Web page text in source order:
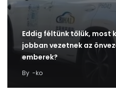
Eddig féltünk tőlük, most
jobban vezetnek az
emberek?
By -ko